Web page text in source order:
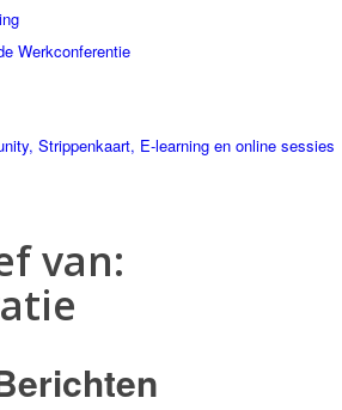
Werkconferentie
Strippenkaart, E-learning en online sessies
van: